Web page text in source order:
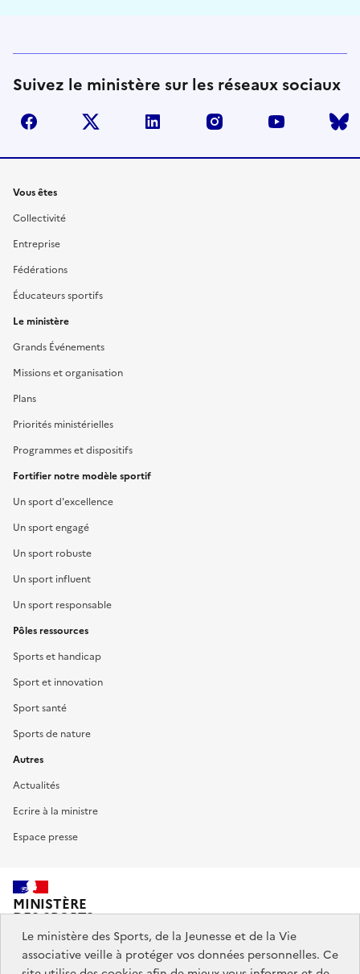
Suivez le ministère sur les réseaux sociaux
facebook twitter linkedin instagram youtube
Liens
Vous êtes
Collectivité
Entreprise
Fédérations
Éducateurs sportifs
Le ministère
Grands Événements
Missions et organisation
Plans
Priorités ministérielles
Programmes et dispositifs
Fortifier notre modèle sportif
Un sport d'excellence
Un sport engagé
Un sport robuste
Un sport influent
Un sport responsable
Pôles ressources
Sports et handicap
Sport et innovation
Sport santé
Sports de nature
Autres
Actualités
Ecrire à la ministre
Espace presse
MINISTÈRE
DES SPORTS,
DE LA JEUNESSE
ET DE LA VIE ASSOCIATIVE
Le ministère des Sports, de la Jeunesse et de la Vie
associative veille à protéger vos données personnelles. Ce